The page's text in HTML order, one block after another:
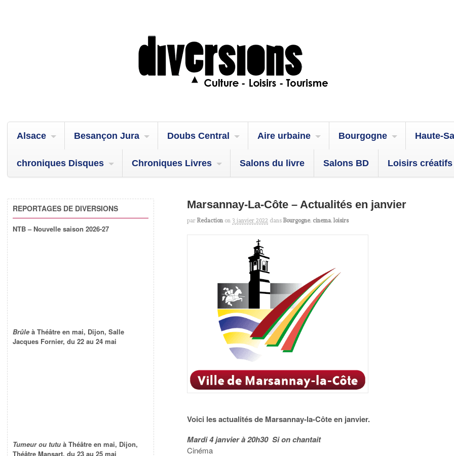
Alsace Besançon Jura Doubs Central Aire urbaine Bourgogne Haute-
chroniques Disques Chroniques Livres Salons du livre Salons BD Loisirs créatifs
Marsannay-La-Côte – Actualités en janvier
par Redaction on 3 janvier 2022 dans Bourgogne, cinema,loisirs
Voici les actualités de Marsannay-la-Côte en janvier.
Mardi 4 janvier à 20h30 Si on chantait
Cinéma
REPORTAGES DE DIVERSIONS
NTB – Nouvelle saison 2026-27
Brûle à Théâtre en mai, Dijon, Salle
Jacques Fornier, du 22 au 24 mai
Tumeur ou tutu à Théâtre en mai, Dijon,
Théâtre Mansart, du 23 au 25 mai